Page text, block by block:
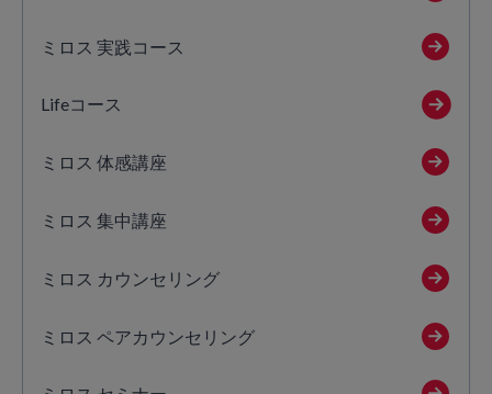
ミロス 実践コース
Lifeコース
ミロス 体感講座
ミロス 集中講座
ミロス カウンセリング
ミロス ペアカウンセリング